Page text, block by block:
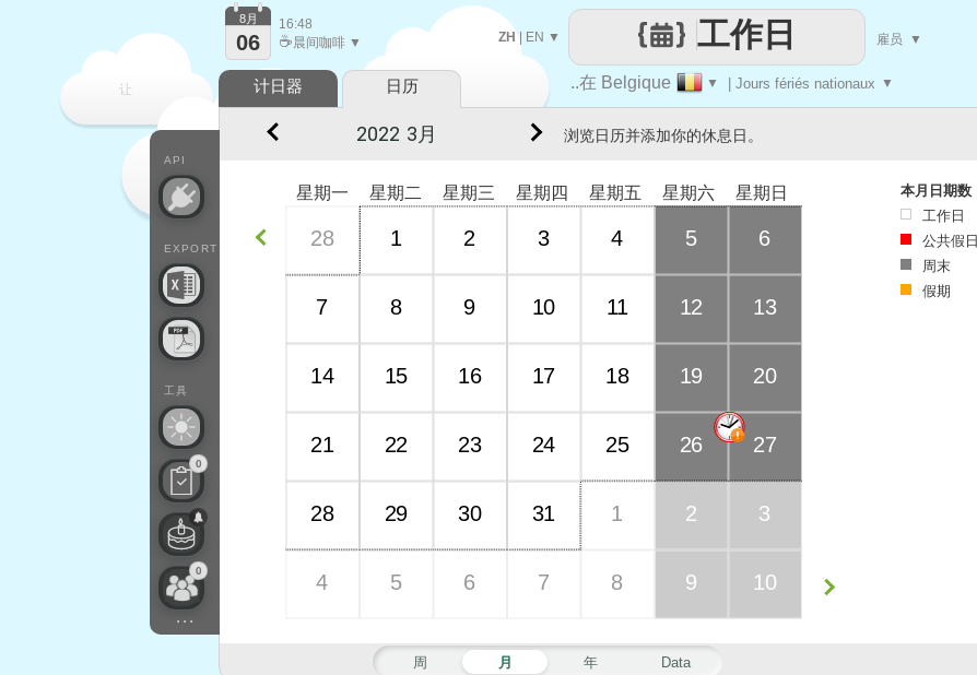
让 ..在 Belgique ▼ | Jours fériés nationaux ▼
工作日
ZH | EN ▼ 雇员 ▼
API
EXPORT
工具
0
0
...
8月
06
16:48
☕晨间咖啡 ▼
计日器 日历
浏览日历并添加你的休息日。
周 月 年 Data
星期一 星期二 星期三 星期四 星期五 星期六 星期日
28 1 2 3 4 5 6
7 8 9 10 11 12 13
14 15 16 17 18 19 20
21 22 23 24 25 26 27
28 29 30 31 1 2 3
4 5 6 7 8 9 10
本月日期数
工作日
公共假日
周末
假期